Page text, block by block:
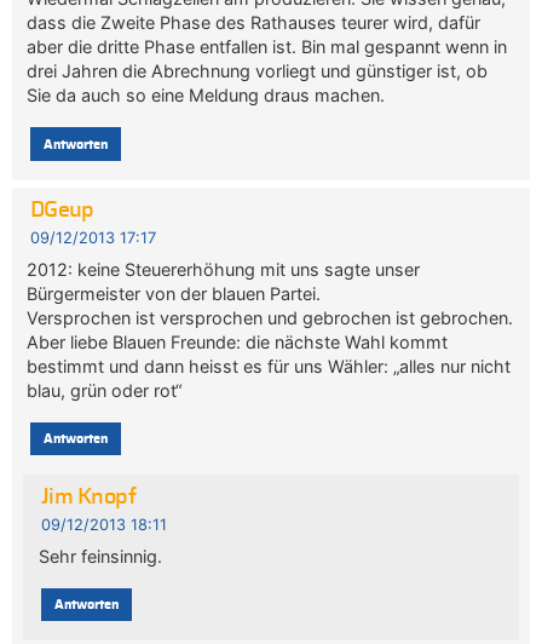
dass die Zweite Phase des Rathauses teurer wird, dafür
aber die dritte Phase entfallen ist. Bin mal gespannt wenn in
drei Jahren die Abrechnung vorliegt und günstiger ist, ob
Sie da auch so eine Meldung draus machen.
Antworten
DGeup
09/12/2013 17:17
2012: keine Steuererhöhung mit uns sagte unser
Bürgermeister von der blauen Partei.
Versprochen ist versprochen und gebrochen ist gebrochen.
Aber liebe Blauen Freunde: die nächste Wahl kommt
bestimmt und dann heisst es für uns Wähler: „alles nur nicht
blau, grün oder rot“
Antworten
Jim Knopf
09/12/2013 18:11
Sehr feinsinnig.
Antworten